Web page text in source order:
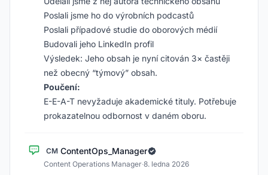
Poslali jsme ho do výrobních podcastů
Poslali případové studie do oborových médií
Budovali jeho LinkedIn profil
Výsledek: Jeho obsah je nyní citován 3× častěji
než obecný “týmový” obsah.
Poučení:
E-E-A-T nevyžaduje akademické tituly. Potřebuje
prokazatelnou odbornost v daném oboru.
CM ContentOps_Manager
Content Operations Manager·8. ledna 2026